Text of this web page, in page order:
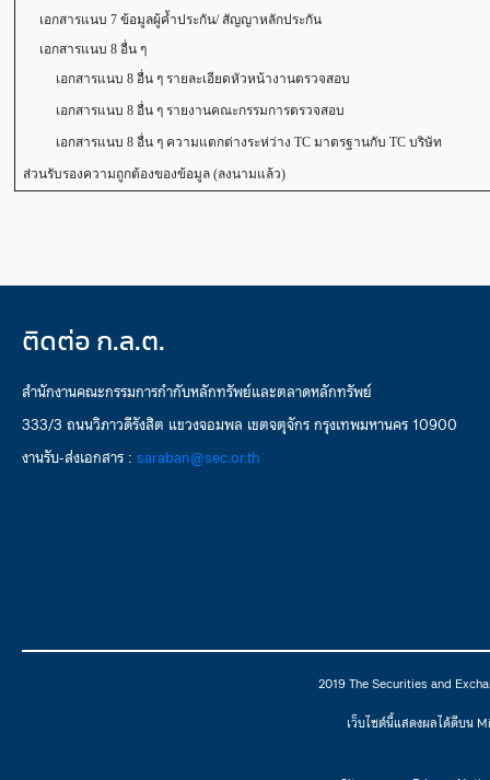
เอกสารแนบ 7 ข้อมูลผู้ค้ำประกัน/ สัญญาหลักประกัน
เอกสารแนบ 8 อื่น ๆ
เอกสารแนบ 8 อื่น ๆ รายละเอียดหัวหน้างานตรวจสอบ
เอกสารแนบ 8 อื่น ๆ รายงานคณะกรรมการตรวจสอบ
เอกสารแนบ 8 อื่น ๆ ความแตกต่างระห่ว่าง TC มาตรฐานกับ TC บริษัท
ส่วนรับรองความถูกต้องของข้อมูล (ลงนามแล้ว)
ติดต่อ ก.ล.ต.
สำนักงานคณะกรรมการกำกับหลักทรัพย์และตลาดหลักทรัพย์
333/3 ถนนวิภาวดีรังสิต แขวงจอมพล เขตจตุจักร กรุงเทพมหานคร 10900
งานรับ-ส่งเอกสาร : saraban@sec.or.th
2019 The Securities and
เว็บไซต์นี้แสดงผลได้ดีบน